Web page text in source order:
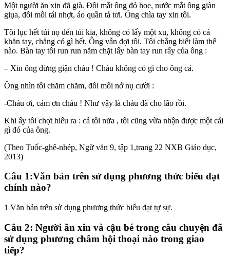
Một người ăn xin đã già. Đôi mắt ông đỏ hoe, nước mắt ông giàn
giụa, đôi môi tái nhợt, áo quần tả tơi. Ông chìa tay xin tôi.
Tôi lục hết túi nọ đến túi kia, không có lấy một xu, không có cả
khăn tay, chẳng có gì hết. Ông vẫn đợi tôi. Tôi chẳng biết làm thế
nào. Bàn tay tôi run run nắm chặt lấy bàn tay run rẩy của ông :
– Xin ông đừng giận cháu ! Cháu không có gì cho ông cả.
Ông nhìn tôi chăm chăm, đôi môi nở nụ cười :
-Cháu ơi, cảm ơn cháu ! Như vậy là cháu đã cho lão rồi.
Khi ấy tôi chợt hiểu ra : cả tôi nữa , tôi cũng vừa nhận được một cái
gì đó của ông.
(Theo Tuốc-ghê-nhép, Ngữ văn 9, tập 1,trang 22 NXB Giáo dục,
2013)
Câu 1:Văn bản trên sử dụng phương thức biểu đạt
chính nào?
1 Văn bản trên sử dụng phương thức biểu đạt tự sự.
Câu 2: Người ăn xin và cậu bé trong câu chuyện đã
sử dụng phương châm hội thoại nào trong giao
tiếp?